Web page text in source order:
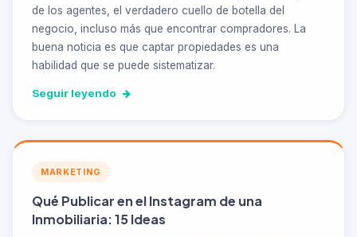
de los agentes, el verdadero cuello de botella del
negocio, incluso más que encontrar compradores. La
buena noticia es que captar propiedades es una
habilidad que se puede sistematizar.
Seguir leyendo
MARKETING
Qué Publicar en el Instagram de una
Inmobiliaria: 15 Ideas